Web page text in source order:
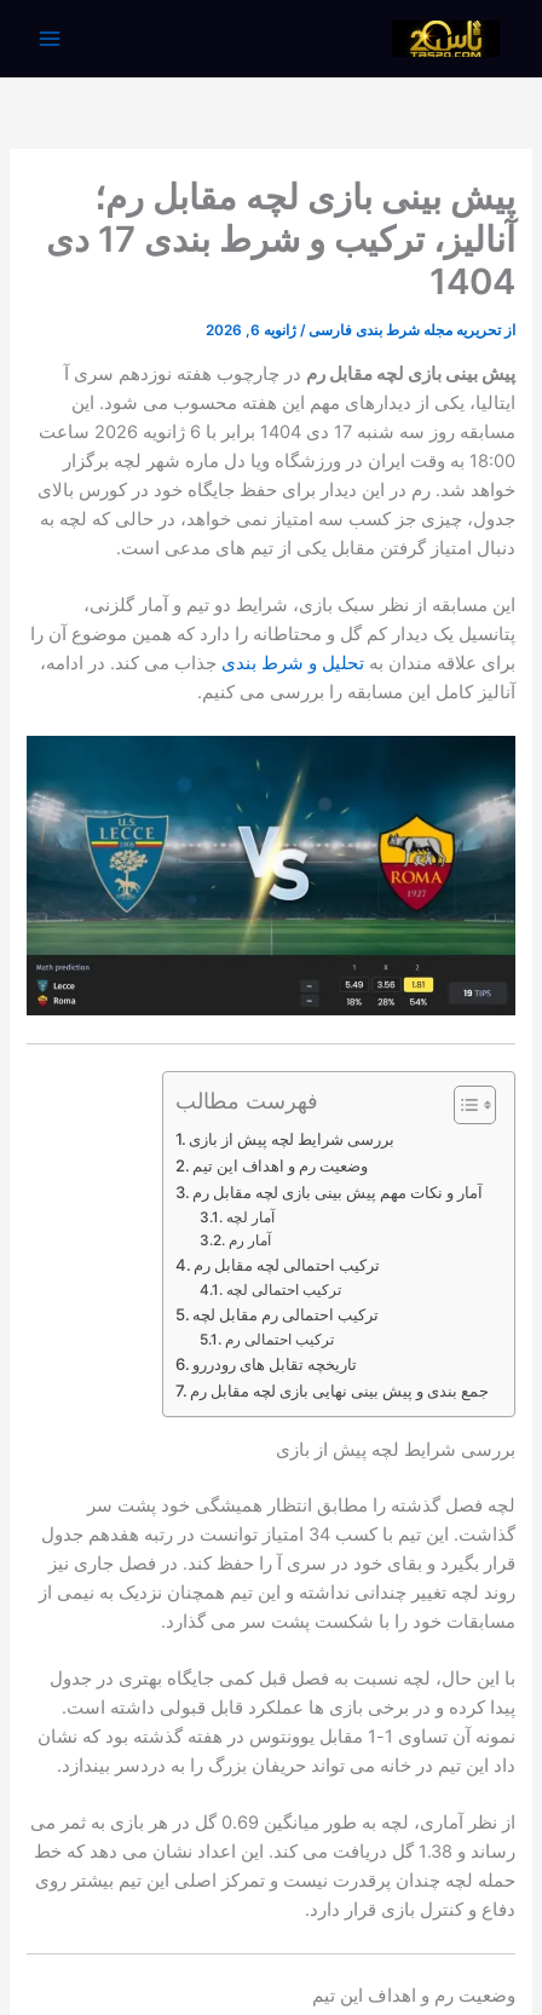
پیش بینی بازی لچه مقابل رم؛
آنالیز، ترکیب و شرط بندی 17 دی
1404
از تحریریه مجله شرط بندی فارسی/ژانویه 6, 2026
پیش بینی بازی لچه مقابل رم در چارچوب هفته نوزدهم سری آ
ایتالیا، یکی از دیدارهای مهم این هفته محسوب می شود. این
مسابقه روز سه شنبه 17 دی 1404 برابر با 6 ژانویه 2026 ساعت
18:00 به وقت ایران در ورزشگاه ویا دل ماره شهر لچه برگزار
خواهد شد. رم در این دیدار برای حفظ جایگاه خود در کورس بالای
جدول، چیزی جز کسب سه امتیاز نمی خواهد، در حالی که لچه به
دنبال امتیاز گرفتن مقابل یکی از تیم های مدعی است.
این مسابقه از نظر سبک بازی، شرایط دو تیم و آمار گلزنی،
پتانسیل یک دیدار کم گل و محتاطانه را دارد که همین موضوع آن را
برای علاقه مندان بهتحلیل و شرط بندی جذاب می کند. در ادامه،
آنالیز کامل این مسابقه را بررسی می کنیم.
فهرست مطالب
بررسی شرایط لچه پیش از بازی
وضعیت رم و اهداف این تیم
آمار و نکات مهم پیش بینی بازی لچه مقابل رم
آمار لچه
آمار رم
ترکیب احتمالی لچه مقابل رم
ترکیب احتمالی لچه
ترکیب احتمالی رم مقابل لچه
ترکیب احتمالی رم
تاریخچه تقابل های رودررو
جمع بندی و پیش بینی نهایی بازی لچه مقابل رم
بررسی شرایط لچه پیش از بازی
لچه فصل گذشته را مطابق انتظار همیشگی خود پشت سر
گذاشت. این تیم با کسب 34 امتیاز توانست در رتبه هفدهم جدول
قرار بگیرد و بقای خود در سری آ را حفظ کند. در فصل جاری نیز
روند لچه تغییر چندانی نداشته و این تیم همچنان نزدیک به نیمی از
مسابقات خود را با شکست پشت سر می گذارد.
با این حال، لچه نسبت به فصل قبل کمی جایگاه بهتری در جدول
پیدا کرده و در برخی بازی ها عملکرد قابل قبولی داشته است.
نمونه آن تساوی 1-1 مقابل یوونتوس در هفته گذشته بود که نشان
داد این تیم در خانه می تواند حریفان بزرگ را به دردسر بیندازد.
از نظر آماری، لچه به طور میانگین 0.69 گل در هر بازی به ثمر می
رساند و 1.38 گل دریافت می کند. این اعداد نشان می دهد که خط
حمله لچه چندان پرقدرت نیست و تمرکز اصلی این تیم بیشتر روی
دفاع و کنترل بازی قرار دارد.
وضعیت رم و اهداف این تیم